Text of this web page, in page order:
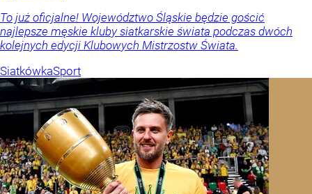
To już oficjalne! Województwo Śląskie będzie gościć
najlepsze męskie kluby siatkarskie świata podczas dwóch
kolejnych edycji Klubowych Mistrzostw Świata.
SiatkówkaSport